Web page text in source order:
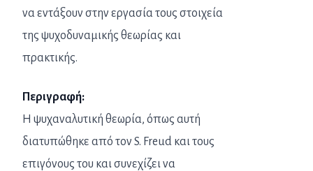
να εντάξουν στην εργασία τους στοιχεία
της ψυχοδυναμικής θεωρίας και
πρακτικής.
Περιγραφή:
Η ψυχαναλυτική θεωρία, όπως αυτή
διατυπώθηκε από τον S. Freud και τους
επιγόνους του και συνεχίζει να